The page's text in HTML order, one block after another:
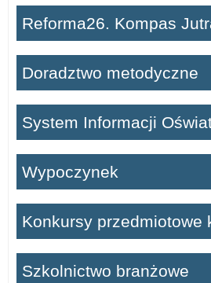
Reforma26. Kompas
Doradztwo metodyczne
System Informacji
Wypoczynek
Konkursy przedmiotowe
Szkolnictwo branżowe